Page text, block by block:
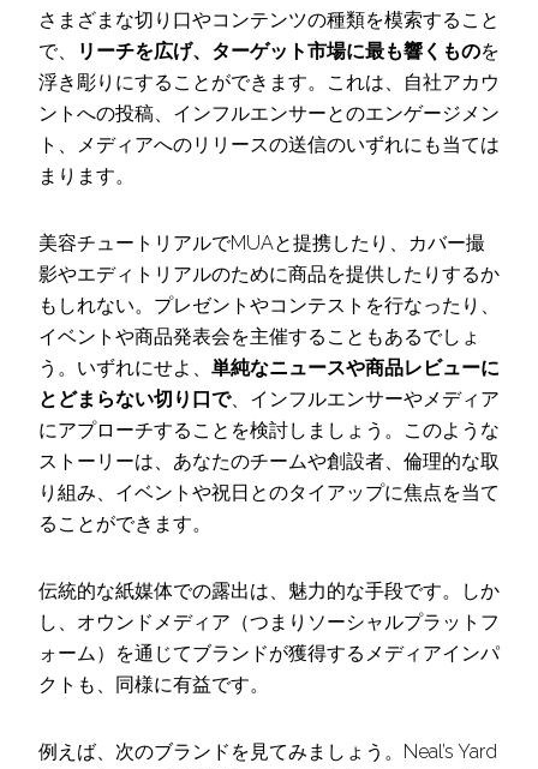
さまざまな切り口やコンテンツの種類を模索すること
で、
リーチを広げ、ターゲット市場に最も響くものを
浮き彫りにすることができます。これは、自社アカウ
ントへの投稿、インフルエンサーとのエンゲージメン
ト、メディアへのリリースの送信のいずれにも当ては
まります。
美容チュートリアルでMUAと提携したり、カバー撮
影やエディトリアルのために商品を提供したりするか
もしれない。プレゼントやコンテストを行なったり、
イベントや商品発表会を主催することもあるでしょ
う。いずれにせよ、 単純なニュースや商品レビューに
とどまらない切り口で、インフルエンサーやメディア
にアプローチすることを検討しましょう。このような
ストーリーは、あなたのチームや創設者、倫理的な取
り組み、イベントや祝日とのタイアップに焦点を当て
ることができます。
伝統的な紙媒体での露出は、魅力的な手段です。しか
し、オウンドメディア（つまりソーシャルプラットフ
ォーム）を通じてブランドが獲得するメディアインパ
クトも、同様に有益です。
例えば、次のブランドを見てみましょう。Neal’s Yard